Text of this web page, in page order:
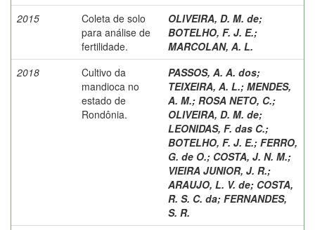
2015
Coleta de solo
para análise de
fertilidade.
OLIVEIRA, D. M. de;
BOTELHO, F. J. E.;
MARCOLAN, A. L.
2018
Cultivo da
mandioca no
estado de
Rondônia.
PASSOS, A. A. dos;
TEIXEIRA, A. L.; MENDES,
A. M.; ROSA NETO, C.;
OLIVEIRA, D. M. de;
LEONIDAS, F. das C.;
BOTELHO, F. J. E.; FERRO,
G. de O.; COSTA, J. N. M.;
VIEIRA JUNIOR, J. R.;
ARAUJO, L. V. de; COSTA,
R. S. C. da; FERNANDES,
S. R.